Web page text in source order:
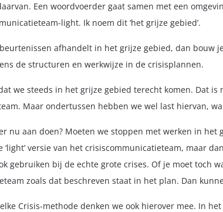
Een woordvoerder gaat samen met een
light. Ik noem dit ‘het grijze gebied’.
afhandelt in het grijze gebied, dan bouw
de structuren en werkwijze in de crisisplannen.
we steeds in het grijze gebied terecht komen. Dat
Maar ondertussen hebben we wel last hiervan,
nu aan doen? Moeten we stoppen met werken in
‘light’ versie van het crisiscommunicatieteam, maar
gebruiken bij de echte grote crises. Of je moet toch
zoals dat beschreven staat in het plan. Dan
Crisis-methode denken we ook hierover mee. In